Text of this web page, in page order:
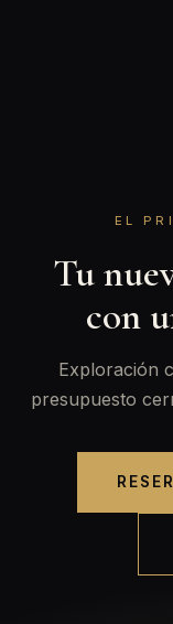
EL
Tu
con
Exploración
presupuesto